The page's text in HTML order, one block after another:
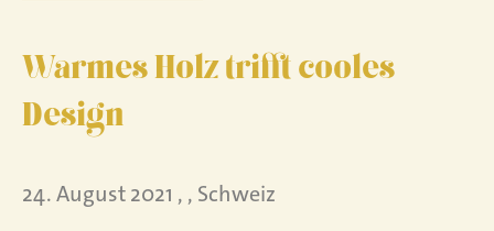
Warmes Holz trifft cooles
Design
24. August 2021 , , Schweiz